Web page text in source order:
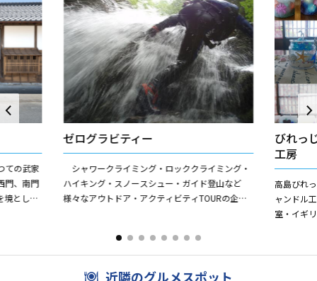
ての武家
門、南門
境とし
ゼログラビティー
シャワークライミング・ロッククライミング・
ハイキング・スノースシュー・ガイド登山など
様々なアウトドア・アクティビティTOURの企
びれっ
工房
高島びれ
ャンドル
室・イギ
近隣のグルメスポット